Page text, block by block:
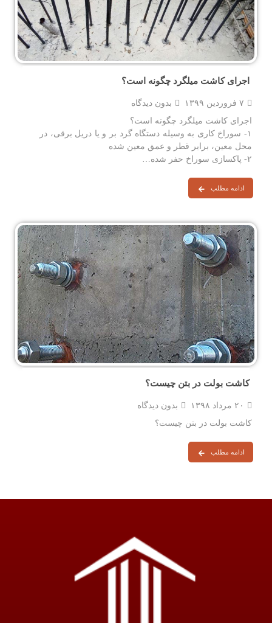
اجرای کاشت میلگرد چگونه است؟
۷ فروردین ۱۳۹۹
بدون دیدگاه
اجرای کاشت میلگرد چگونه است؟
۱- سوراخ کاری به وسیله دستگاه گرد بر و یا دریل برقی، در
محل معین، برابر قطر و عمق معین شده
۲- پاکسازی سوراخ حفر شده…
ادامه مطلب
کاشت بولت در بتن چیست؟
۲۰ مرداد ۱۳۹۸
بدون دیدگاه
کاشت بولت در بتن چیست؟
ادامه مطلب